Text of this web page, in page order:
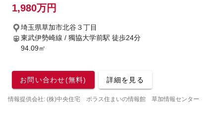
1,980万円
埼玉県草加市北谷３丁目
東武伊勢崎線 / 獨協大学前駅 徒歩24分
94.09㎡
お問い合わせ(無料) 詳細を見る
情報提供会社: (株)中央住宅 ポラス住まいの情報館 草加情報センター